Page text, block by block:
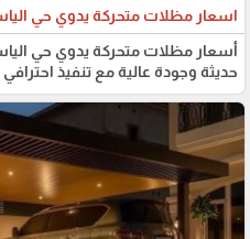
اسعار مظلات متحركة يدوي حي
أسعار مظلات متحركة يدوي حي
حديثة وجودة عالية مع تنفيذ